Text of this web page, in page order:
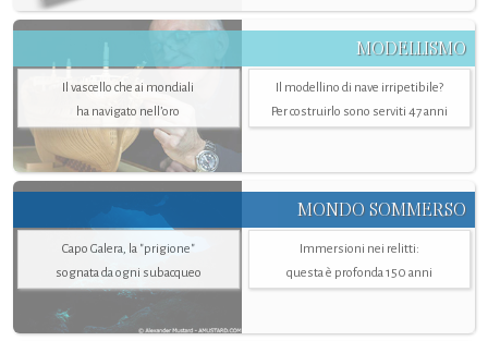
MODELLISMO
Il vascello che ai mondiali
ha navigato nell’oro
Il modellino di nave irripetibile?
Per costruirlo sono serviti 47 anni
MONDO SOMMERSO
Capo Galera, la "prigione"
sognata da ogni subacqueo
Immersioni nei relitti:
questa è profonda 150 anni